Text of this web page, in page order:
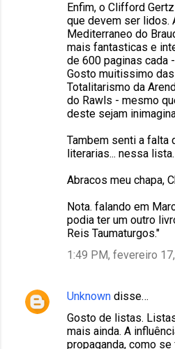
Enfim, o Clifford
que devem ser lidos.
Mediterraneo do
mais fantasticas e
de 600 paginas cada
Gosto muitissimo
Totalitarismo da
do Rawls - mesmo
deste sejam
Tambem senti a falta
literarias... nessa lista.
Abracos meu chapa,
Nota. falando em
podia ter um outro
Reis Taumaturgos."
1:49 PM, fevereiro
Unknown disse…
Gosto de listas.
mais ainda. A
propaganda, como